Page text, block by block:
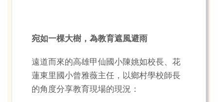
宛如一棵大樹，為教育遮風避雨
遠道而來的高雄甲仙國小陳姚如校長、花
蓮東里國小曾雅薇主任，以鄉村學校師長
的角度分享教育現場的現況：